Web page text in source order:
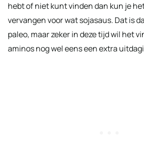
hebt of niet kunt vinden dan kun je
vervangen voor wat sojasaus. Dat is
paleo, maar zeker in deze tijd wil het
aminos nog wel eens een extra